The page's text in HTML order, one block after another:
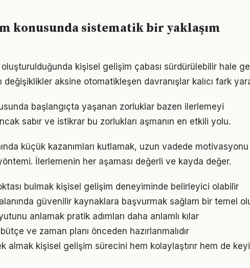
konusunda sistematik bir yaklaşım
oluşturulduğunda kişisel gelişim çabası sürdürülebilir hale
değişiklikler aksine otomatikleşen davranışlar kalıcı fark
başlangıçta yaşanan zorluklar bazen ilerlemeyi
sabır ve istikrar bu zorlukları aşmanın en etkili yolu.
küçük kazanımları kutlamak, uzun vadede motivasyonu
İlerlemenin her aşaması değerli ve kayda değer.
bulmak kişisel gelişim deneyiminde belirleyici olabilir
güvenilir kaynaklara başvurmak sağlam bir temel
anlamak pratik adımları daha anlamlı kılar
ve zaman planı önceden hazırlanmalıdır
almak kişisel gelişim sürecini hem kolaylaştırır hem de